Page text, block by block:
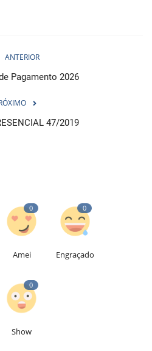
ANTERIOR
Pagamento 2026
47/2019
0
Amei
0
Engraçado
0
Show